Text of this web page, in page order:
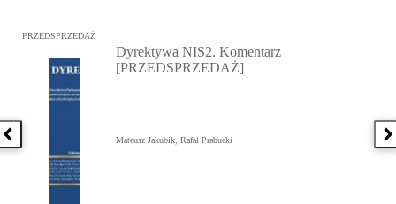
Poprzednia książka
Przejdź do: Dyrektywa NIS2. Komentarz [PRZEDSPRZEDAŻ],
PRZEDSPRZEDAŻ
Dyrektywa NIS2. Komentarz
[PRZEDSPRZEDAŻ]
Mateusz Jakubik, Rafał Prabucki